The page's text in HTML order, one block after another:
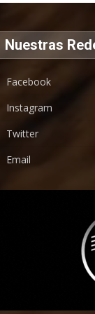
Nuestras
Facebook
Instagram
Twitter
Email